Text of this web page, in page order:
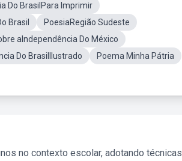
Do BrasilPara Imprimir
Brasil
PoesiaRegião Sudeste
aIndependência Do México
Do BrasilIlustrado
Poema Minha Pátria
no contexto escolar, adotando técnicas